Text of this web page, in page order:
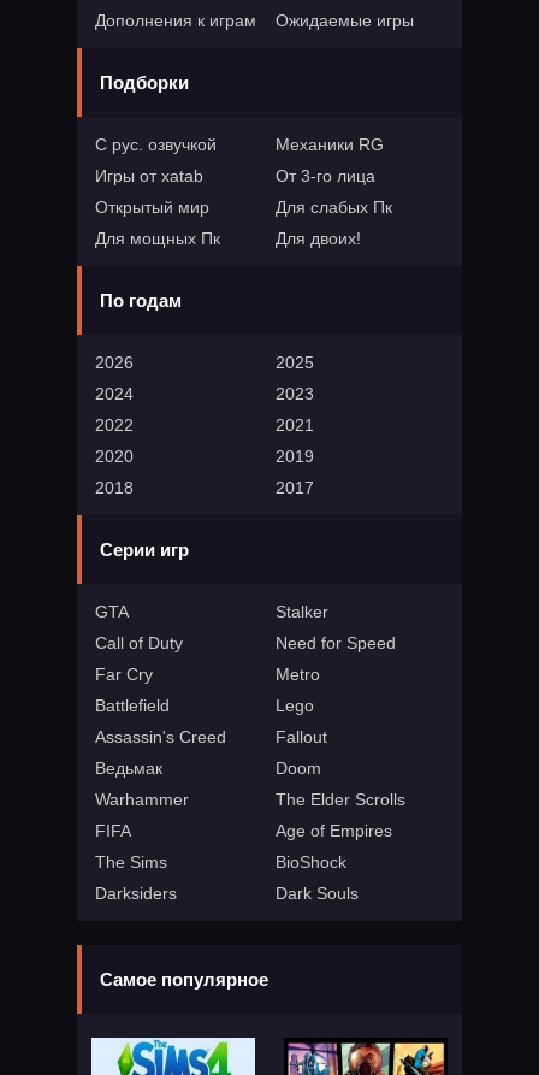
Дополнения к играм
Ожидаемые игры
Подборки
С рус. озвучкой
Механики RG
Игры от xatab
От 3-го лица
Открытый мир
Для слабых Пк
Для мощных Пк
Для двоих!
По годам
2026
2025
2024
2023
2022
2021
2020
2019
2018
2017
Серии игр
GTA
Stalker
Call of Duty
Need for Speed
Far Cry
Metro
Battlefield
Lego
Assassin's Creed
Fallout
Ведьмак
Doom
Warhammer
The Elder Scrolls
FIFA
Age of Empires
The Sims
BioShock
Darksiders
Dark Souls
Самое популярное